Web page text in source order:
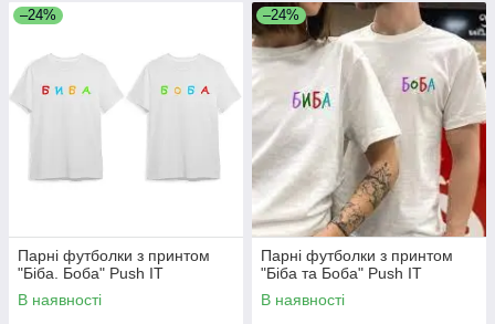
–24%
Парні футболки з принтом
"Біба. Боба" Push IT
В наявності
–24%
Парні футболки з принтом
"Біба та Боба" Push IT
В наявності